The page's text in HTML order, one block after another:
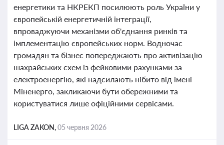
енергетики та НКРЕКП посилюють роль України у
європейській енергетичній інтеграції,
впроваджуючи механізми об'єднання ринків та
імплементацію європейських норм. Водночас
громадян та бізнес попереджають про активізацію
шахрайських схем із фейковими рахунками за
електроенергію, які надсилають нібито від імені
Міненерго, закликаючи бути обережними та
користуватися лише офіційними сервісами.
LIGA ZAKON,05 червня 2026